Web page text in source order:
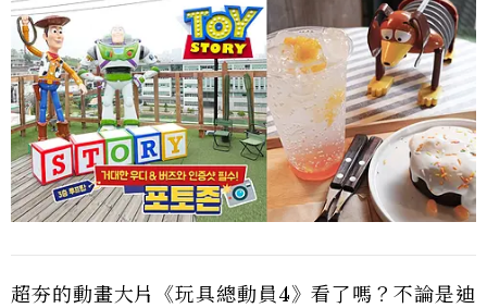
超夯的動畫大片《玩具總動員4》看了嗎？不論是迪